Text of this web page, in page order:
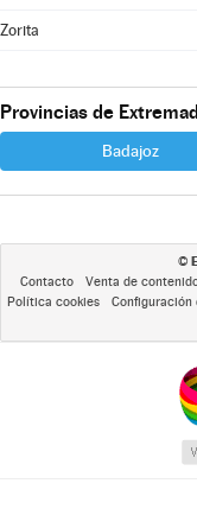
Zorita
Provincias de
Badajoz
©
Contacto Venta de
Política cookies
Configuración